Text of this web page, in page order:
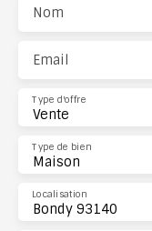
Nom
Email
Vente
Type d'offre
Maison
Type de bien
Bondy 93140
Localisation